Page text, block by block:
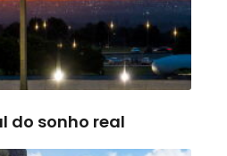
do sonho real